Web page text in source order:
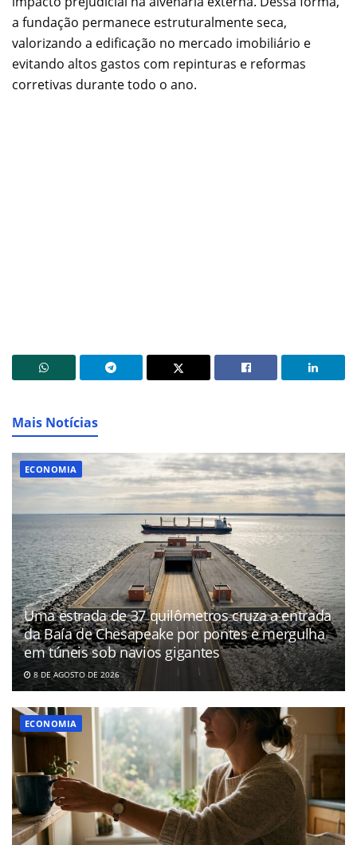
a fundação permanece estruturalmente seca,
valorizando a edificação no mercado imobiliário e
evitando altos gastos com repinturas e reformas
corretivas durante todo o ano.
Mais Notícias
ECONOMIA
Uma estrada de 37 quilômetros cruza a entrada
da Baía de Chesapeake por pontes e mergulha
em túneis sob navios gigantes
8 DE AGOSTO DE 2026
ECONOMIA